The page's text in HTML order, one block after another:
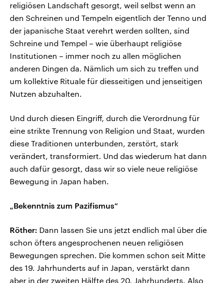
religiösen Landschaft gesorgt, weil selbst wenn an
den Schreinen und Tempeln eigentlich der Tenno und
der japanische Staat verehrt werden sollten, sind
Schreine und Tempel – wie überhaupt religiöse
Institutionen – immer noch zu allen möglichen
anderen Dingen da. Nämlich um sich zu treffen und
um kollektive Rituale für diesseitigen und jenseitigen
Nutzen abzuhalten.
Und durch diesen Eingriff, durch die Verordnung für
eine strikte Trennung von Religion und Staat, wurden
diese Traditionen unterbunden, zerstört, stark
verändert, transformiert. Und das wiederum hat dann
auch dafür gesorgt, dass wir so viele neue religiöse
Bewegung in Japan haben.
„Bekenntnis zum Pazifismus“
Röther: Dann lassen Sie uns jetzt endlich mal über die
schon öfters angesprochenen neuen religiösen
Bewegungen sprechen. Die kommen schon seit Mitte
des 19. Jahrhunderts auf in Japan, verstärkt dann
aber in der zweiten Hälfte des 20. Jahrhunderts. Also